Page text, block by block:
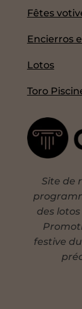
Fêtes
Encierros
Lotos
Toro
Site de
des
festive